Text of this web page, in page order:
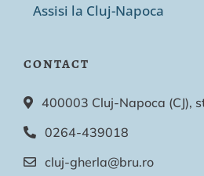
Assisi la Cluj-Napoca
CONTACT
400003 Cluj-Napoca (CJ),
0264-439018
cluj-gherla@bru.ro